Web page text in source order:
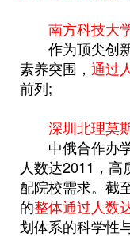
南方科技大
作为顶尖创新
素养突围， 通过
前列;
深圳北理莫
中俄合作办学
人数达2011，
配院校需求。 截
的整体通过人数
划体系的科学性